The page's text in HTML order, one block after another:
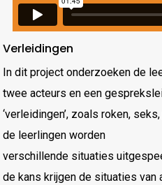
Verleidingen
In dit project onderzoeken de
twee acteurs en een
‘verleidingen’, zoals roken,
de leerlingen worden
verschillende situaties
de kans krijgen de situaties van